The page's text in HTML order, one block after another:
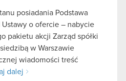
posiadania Podstawa
Ustawy o ofercie – nabycie
pakietu akcji Zarząd spółki
w Warszawie
wiadomości treść
dalej